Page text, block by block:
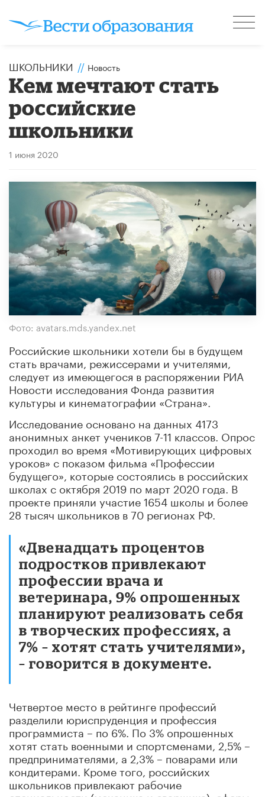
ШКОЛЬНИКИ // Новость
Кем мечтают стать
российские
школьники
1 июня 2020
Фото: avatars.mds.yandex.net
Российские школьники хотели бы в будущем
стать врачами, режиссерами и учителями,
следует из имеющегося в распоряжении РИА
Новости исследования Фонда развития
культуры и кинематографии «Страна».
Исследование основано на данных 4173
анонимных анкет учеников 7-11 классов. Опрос
проходил во время «Мотивирующих цифровых
уроков» с показом фильма «Профессии
будущего», которые состоялись в российских
школах с октября 2019 по март 2020 года. В
проекте приняли участие 1654 школы и более
28 тысяч школьников в 70 регионах РФ.
«Двенадцать процентов
подростков привлекают
профессии врача и
ветеринара, 9% опрошенных
планируют реализовать себя
в творческих профессиях, а
7% – хотят стать учителями»,
– говорится в документе.
Четвертое место в рейтинге профессий
разделили юриспруденция и профессия
программиста – по 6%. По 3% опрошенных
хотят стать военными и спортсменами, 2,5% –
предпринимателями, а 2,3% – поварами или
кондитерами. Кроме того, российских
школьников привлекают рабочие